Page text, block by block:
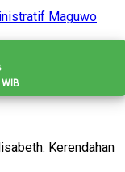
Kerendahan